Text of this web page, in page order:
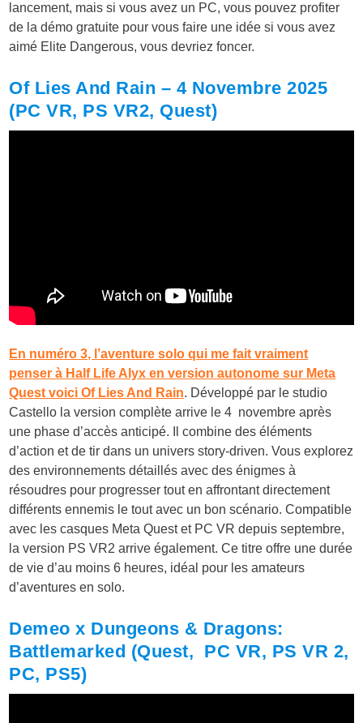
lancement, mais si vous avez un PC, vous pouvez profiter
de la démo gratuite pour vous faire une idée si vous avez
aimé Elite Dangerous, vous devriez foncer.
Of Lies And Rain – 4 Novembre 2025
(PC VR, PS VR2, Quest)
En numéro 3, l’aventure solo qui me fait vraiment
penser à Half Life Alyx en version autonome sur Meta
Quest voici Of Lies And Rain. Développé par le studio
Castello la version complète arrive le 4 novembre après
une phase d’accès anticipé. Il combine des éléments
d’action et de tir dans un univers story-driven. Vous explorez
des environnements détaillés avec des énigmes à
résoudres pour progresser tout en affrontant directement
différents ennemis le tout avec un bon scénario. Compatible
avec les casques Meta Quest et PC VR depuis septembre,
la version PS VR2 arrive également. Ce titre offre une durée
de vie d’au moins 6 heures, idéal pour les amateurs
d’aventures en solo.
Demeo x Dungeons & Dragons:
Battlemarked (Quest, PC VR, PS VR 2,
PC, PS5)